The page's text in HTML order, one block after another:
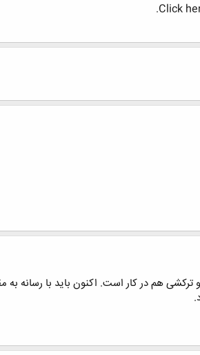
Click
هم در کار است. اکنون باید با رسانه